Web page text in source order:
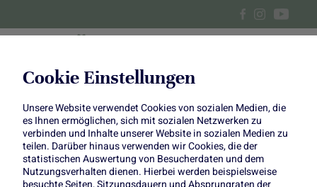
Cookie Einstellungen
Unsere Website verwendet Cookies von sozialen Medien, die
es Ihnen ermöglichen, sich mit sozialen Netzwerken zu
verbinden und Inhalte unserer Website in sozialen Medien zu
teilen. Darüber hinaus verwenden wir Cookies, die der
statistischen Auswertung von Besucherdaten und dem
Nutzungsverhalten dienen. Hierbei werden beispielsweise
Grünkohl-Käsespätzle